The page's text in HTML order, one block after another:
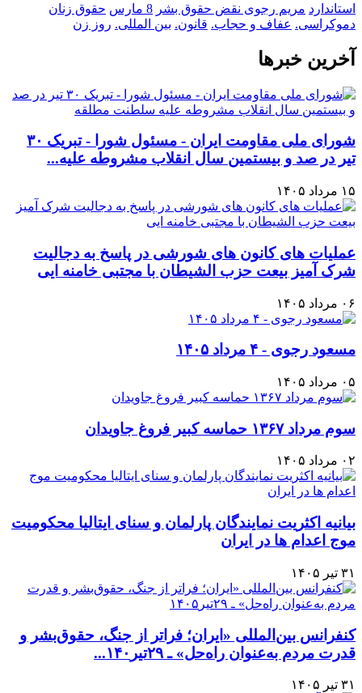
استاندارد مریم رجوی نقض حقوق بشر 8 مارس
حقوق زنان
دموکراسی. عفاف و حجاب. قانون. بین المللی. روز زن
آخرین خبرها
شورای ملی مقاومت ایران - مسئول شورا - تبریک ۳۰
تیر در صد و بیستمین سال انقلاب مشروطه علیه...
۱۵ مرداد ۱۴۰۵
عملیات های کانون های شورشی در پاسخ به دجالیت
شرک آمیز بیعت حزب الشیطان با مجتبی خامنه ایی
۰۶ مرداد ۱۴۰۵
مسعود رجوی - ۴ مرداد ۱۴۰۵
۰۵ مرداد ۱۴۰۵
سوم مرداد ۱۳۶۷ حماسه کبیر فروغ جاویدان
۰۲ مرداد ۱۴۰۵
بیانیه اکثریت نمایندگان پارلمان و سنای ایتالیا محکومیت
موج اعدام ها در ایران
۳۱ تیر ۱۴۰۵
کنفرانس بین‌المللی «ایران؛ فراتر از جنگ، حقوق‌بشر و
قدرت مردم به‌عنوان راه‌حل» ـ ۲۹تیر۱۴۰...
۳۱ تیر ۱۴۰۵